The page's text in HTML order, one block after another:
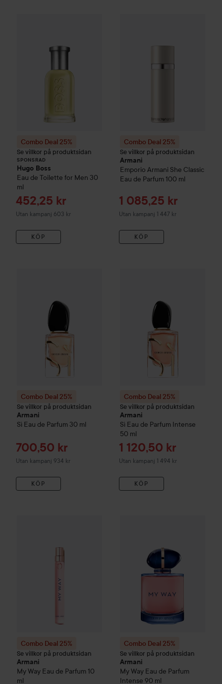
Combo Deal 25%
Se villkor på produktsidan
SPONSRAD
Hugo Boss
Eau de Toilette for Men 30
ml
Reapris
452,25 kr
Utan kampanj 603 kr
KÖP
Combo Deal 25%
Se villkor på produktsidan
Armani
Emporio Armani She Classic
Eau de Parfum 100 ml
Reapris
1 085,25 kr
Utan kampanj 1 447 kr
KÖP
Combo Deal 25%
Se villkor på produktsidan
Armani
Sì Eau de Parfum 30 ml
Reapris
700,50 kr
Utan kampanj 934 kr
KÖP
Combo Deal 25%
Se villkor på produktsidan
Armani
Sì Eau de Parfum Intense
50 ml
Reapris
1 120,50 kr
Utan kampanj 1 494 kr
KÖP
Combo Deal 25%
Se villkor på produktsidan
Armani
My Way Eau de Parfum 10
ml
Combo Deal 25%
Se villkor på produktsidan
Armani
My Way Eau de Parfum
Intense 90 ml